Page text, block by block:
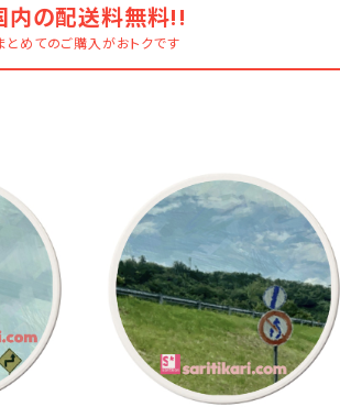
内の配送料無料!!
とめてのご購入がおトクです
速乾 ド
ーヒー
2
コースター 白雲石 吸水 速乾 ド
ロマイト グラス アイスコーヒー
saritikari cafe 標識1
¥2,200